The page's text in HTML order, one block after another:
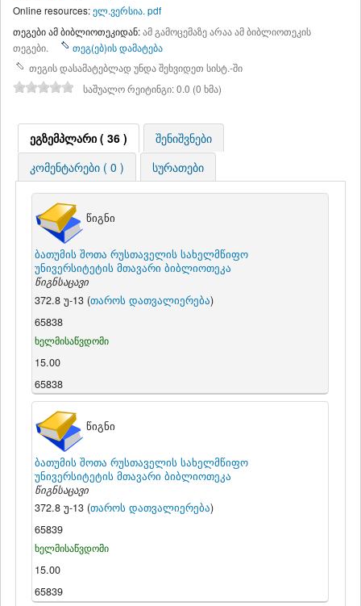
Online resources: ელ.ვერსია. pdf
თეგები ამ ბიბლიოთეკიდან:ამ გამოცემაზე არაა ამ ბიბლიოთეკის
თეგები.
თეგ(ებ)ის დამატება
თეგის დასამატებლად უნდა შეხვიდეთ სისტ.-ში
საშუალო რეიტინგი: 0.0 (0 ხმა)
ეგზემპლარი ( 36 )
შენიშვნები
კომენტარები ( 0 )
სურათები
წიგნი
ბათუმის შოთა რუსთაველის სახელმწიფო
უნივერსიტეტის მთავარი ბიბლიოთეკა
წიგნსაცავი
372.8 უ-13 (თაროს დათვალიერება)
65838
ხელმისაწვდომი
15.00
65838
წიგნი
ბათუმის შოთა რუსთაველის სახელმწიფო
უნივერსიტეტის მთავარი ბიბლიოთეკა
წიგნსაცავი
372.8 უ-13 (თაროს დათვალიერება)
65839
ხელმისაწვდომი
15.00
65839